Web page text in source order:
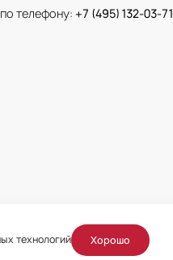
телефону: +7 (495) 132-03-71
технологий
Хорошо